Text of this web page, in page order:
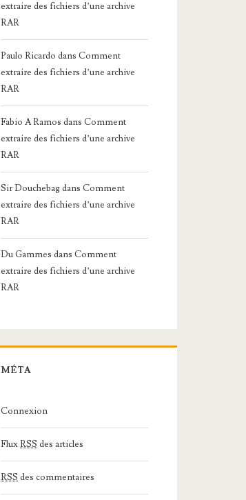
extraire des fichiers d’une archive
RAR
Paulo Ricardo dansComment
extraire des fichiers d’une archive
RAR
Fabio A Ramos dansComment
extraire des fichiers d’une archive
RAR
Sir DouchebagdansComment
extraire des fichiers d’une archive
RAR
Du Gammes dansComment
extraire des fichiers d’une archive
RAR
MÉTA
Connexion
FluxRSS des articles
RSS des commentaires